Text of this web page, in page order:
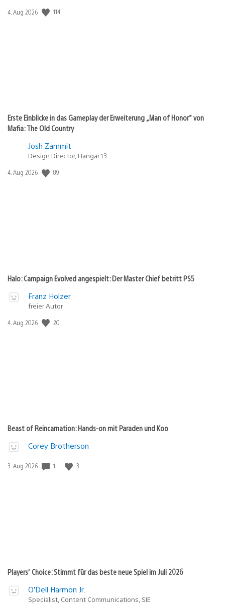
Veröffentlichungsdatum:
4. Aug 2026 114
Erste Einblicke in das Gameplay der Erweiterung „Man of Honor“ von
Mafia: The Old Country
Josh Zammit
Design Director, Hangar 13
Veröffentlichungsdatum:
4. Aug 2026 89
Halo: Campaign Evolved angespielt: Der Master Chief betritt PS5
Franz Holzer
freier Autor
Veröffentlichungsdatum:
4. Aug 2026 20
Beast of Reincarnation: Hands-on mit Paraden und Koo
Corey Brotherson
Veröffentlichungsdatum:
3. Aug 2026 1 3
Players’ Choice: Stimmt für das beste neue Spiel im Juli 2026
O’Dell Harmon Jr.
Specialist, Content Communications, SIE